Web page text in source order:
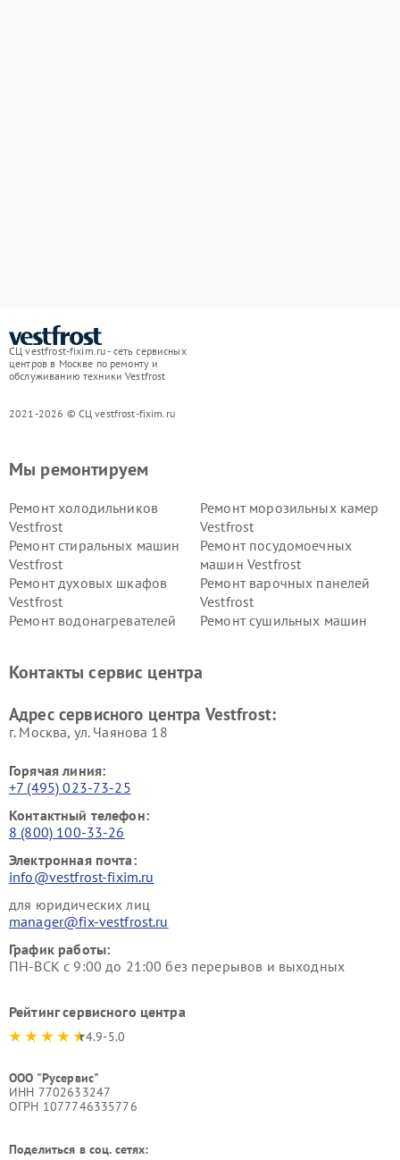
СЦ vestfrost-fixim.ru - сеть сервисных
центров в Москве по ремонту и
обслуживанию техники Vestfrost
2021-2026 © СЦ vestfrost-fixim.ru
Мы ремонтируем
Ремонт холодильников
Vestfrost
Ремонт морозильных камер
Vestfrost
Ремонт стиральных машин
Vestfrost
Ремонт посудомоечных
машин Vestfrost
Ремонт духовых шкафов
Vestfrost
Ремонт варочных панелей
Vestfrost
Ремонт водонагревателей
Ремонт сушильных машин
Vestfrost
Контакты сервис центра
Адрес сервисного центра Vestfrost:
г. Москва, ул. Чаянова 18
Горячая линия:
+7 (495) 023-73-25
Контактный телефон:
8 (800) 100-33-26
Электронная почта:
info@vestfrost-fixim.ru
для юридических лиц
manager@fix-vestfrost.ru
График работы:
ПН-ВСК с 9:00 до 21:00 без перерывов и выходных
Рейтинг сервисного центра
4.9-5.0
ООО "Русервис"
ИНН 7702633247
ОГРН 1077746335776
Поделиться в соц. сетях: